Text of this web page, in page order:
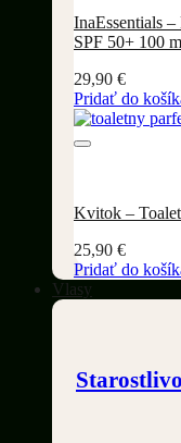
InaEssentials
SPF 50+ 100
29,90 €
Pridať do
Kvitok –
25,90 €
Pridať do
Vlasy